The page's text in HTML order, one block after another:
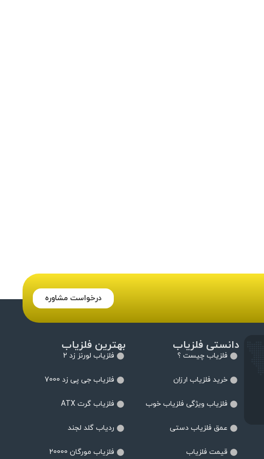
درخواست مشاوره
دانستی فلزیاب
فلزیاب چیست ؟
خرید فلزیاب ارزان
فلزیاب ویژگی فلزیاب خوب
عمق فلزیاب دستی
قیمت فلزیاب
بهترین فلزیاب
فلزیاب لورنز زد 2
فلزیاب جی پی زد 7000
فلزیاب گرت ATX
ردیاب گلد لجند
فلزیاب مورگان 20000